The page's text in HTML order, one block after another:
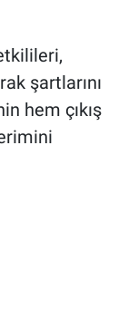
şartlarını
hem çıkış